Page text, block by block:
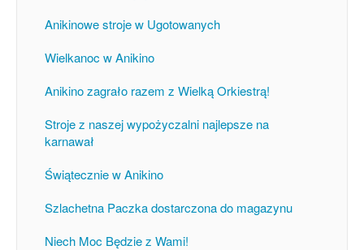
Anikinowe stroje w Ugotowanych
Wielkanoc w Anikino
Anikino zagrało razem z Wielką Orkiestrą!
Stroje z naszej wypożyczalni najlepsze na
karnawał
Świątecznie w Anikino
Szlachetna Paczka dostarczona do magazynu
Niech Moc Będzie z Wami!